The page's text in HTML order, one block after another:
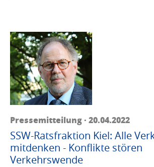
Pressemitteilung · 20.04.2022
SSW-Ratsfraktion Kiel: Alle
mitdenken - Konflikte stören
Verkehrswende